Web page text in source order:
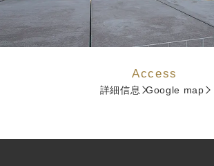
Access
詳細信息 Google map